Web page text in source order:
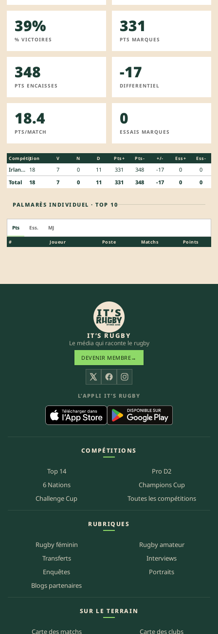
39%
% VICTOIRES
331
PTS MARQUES
348
PTS ENCAISSES
-17
DIFFERENTIEL
18.4
PTS/MATCH
0
ESSAIS MARQUES
Compétition
J V N D Pts+ Pts- +/- Ess+ Ess-
Irlande D1 18 7 0 11 331 348 -17 0
0
Total
18 7 0 11 331 348 -17 0 0
PALMARÈS INDIVIDUEL · TOP 10
Pts Ess. MJ
# Joueur Poste Matchs Points
IT’S RUGBY
Le média qui raconte le rugby
DEVENIR MEMBRE→
X FacebookInstagram
L’APPLI IT’S RUGBY
COMPÉTITIONS
Top 14
Pro D2
6 Nations
Champions Cup
Challenge Cup
Toutes les compétitions
RUBRIQUES
Rugby féminin
Rugby amateur
Transferts
Interviews
Enquêtes
Portraits
Blogs partenaires
SUR LE TERRAIN
Carte des matchs Carte des clubs